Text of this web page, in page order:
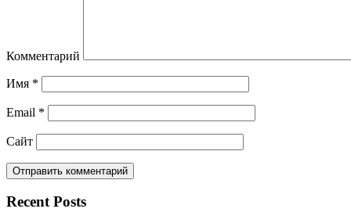
Комментарий
Имя *
Email *
Сайт
Recent Posts